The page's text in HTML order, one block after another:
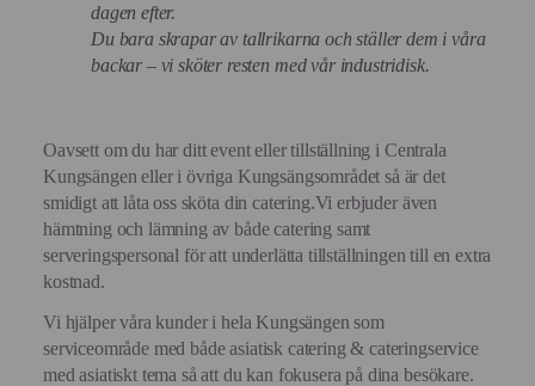
dagen efter.
Du bara skrapar av tallrikarna och ställer dem i våra
backar – vi sköter resten med vår industridisk.
Oavsett om du har ditt event eller tillställning i Centrala
Kungsängen eller i övriga Kungsängsområdet så är det
smidigt att låta oss sköta din catering.Vi erbjuder även
hämtning och lämning av både catering samt
serveringspersonal för att underlätta tillställningen till en extra
kostnad.
Vi hjälper våra kunder i hela Kungsängen som
serviceområde med både asiatisk catering & cateringservice
med asiatiskt tema så att du kan fokusera på dina besökare.